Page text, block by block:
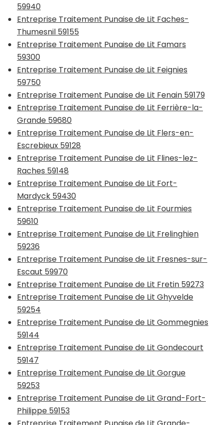
59940
Entreprise Traitement Punaise de Lit Faches-
Thumesnil 59155
Entreprise Traitement Punaise de Lit Famars
59300
Entreprise Traitement Punaise de Lit Feignies
59750
Entreprise Traitement Punaise de Lit Fenain 59179
Entreprise Traitement Punaise de Lit Ferrière-la-
Grande 59680
Entreprise Traitement Punaise de Lit Flers-en-
Escrebieux 59128
Entreprise Traitement Punaise de Lit Flines-lez-
Raches 59148
Entreprise Traitement Punaise de Lit Fort-
Mardyck 59430
Entreprise Traitement Punaise de Lit Fourmies
59610
Entreprise Traitement Punaise de Lit Frelinghien
59236
Entreprise Traitement Punaise de Lit Fresnes-sur-
Escaut 59970
Entreprise Traitement Punaise de Lit Fretin 59273
Entreprise Traitement Punaise de Lit Ghyvelde
59254
Entreprise Traitement Punaise de Lit Gommegnies
59144
Entreprise Traitement Punaise de Lit Gondecourt
59147
Entreprise Traitement Punaise de Lit Gorgue
59253
Entreprise Traitement Punaise de Lit Grand-Fort-
Philippe 59153